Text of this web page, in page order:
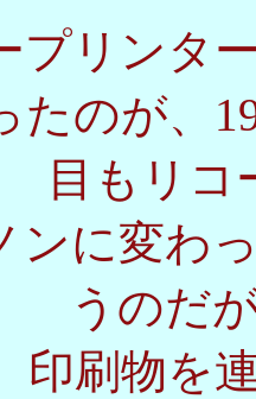
プリンタ
たのが、
目もリコ
ンに変わ
うのだ
印刷物を